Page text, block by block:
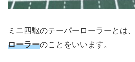
ミニ四駆のテーパーローラーとは、
ローラーのことをいいます。